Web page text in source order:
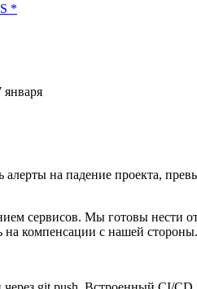
*
января
алерты на падение проекта,
сервисов. Мы готовы нести
на компенсации с нашей стороны.